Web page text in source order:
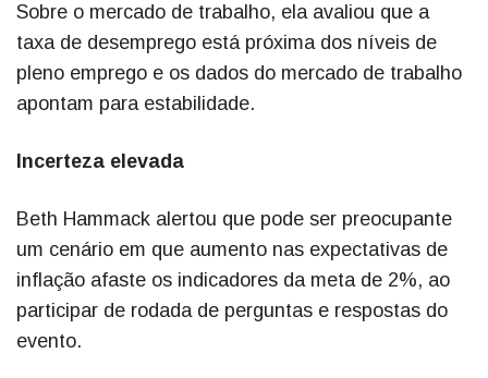
Sobre o mercado de trabalho, ela avaliou que a
taxa de desemprego está próxima dos níveis de
pleno emprego e os dados do mercado de trabalho
apontam para estabilidade.
Incerteza elevada
Beth Hammack alertou que pode ser preocupante
um cenário em que aumento nas expectativas de
inflação afaste os indicadores da meta de 2%, ao
participar de rodada de perguntas e respostas do
evento.